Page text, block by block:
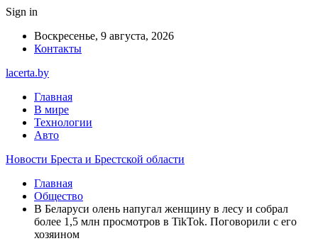
Sign in
Воскресенье, 9 августа, 2026
Контакты
lacerta.by
Главная
В мире
Технологии
Авто
Новости Бреста и Брестской области
Главная
Общество
В Беларуси олень напугал женщину в лесу и собрал
более 1,5 млн просмотров в TikTok. Поговорили с его
хозяином